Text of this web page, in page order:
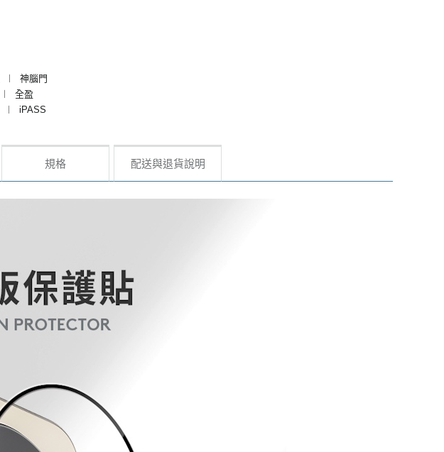
︱
神腦門
︱
全盈
︱
iPASS
規格 配送與退貨說明